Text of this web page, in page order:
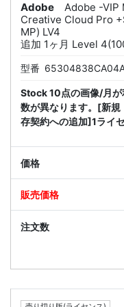
Adobe
Adobe -VIP
Creative Cloud Pro
MP) LV4
追加 1ヶ月 Level
型番
Stock 10点の画像/月が
数が異なります。[新
存契約への追加]1ライ